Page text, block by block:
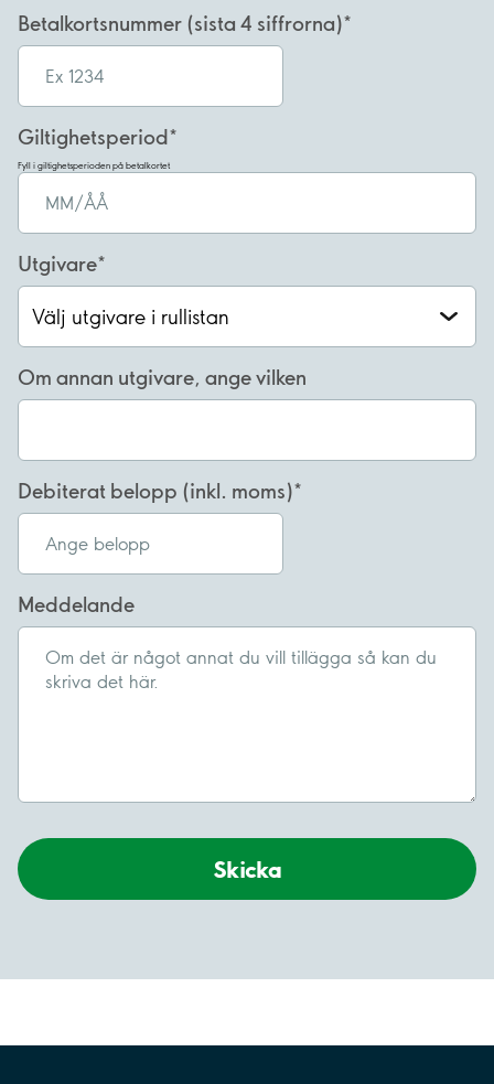
Betalkortsnummer (sista 4 siffrorna)
Giltighetsperiod
Fyll i giltighetsperioden på betalkortet
Utgivare
Om annan utgivare, ange vilken
Debiterat belopp (inkl. moms)
Meddelande
Skicka